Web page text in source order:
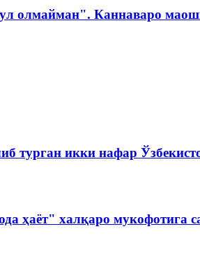
олмайман". Каннаваро
турган икки нафар
ҳаёт" халқаро мукофотига